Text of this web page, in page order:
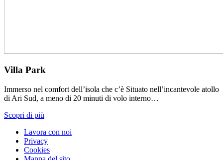
Villa Park
Immerso nel comfort dell’isola che c’è Situato nell’incantevole atollo
di Ari Sud, a meno di 20 minuti di volo interno…
Scopri di più
Lavora con noi
Privacy
Cookies